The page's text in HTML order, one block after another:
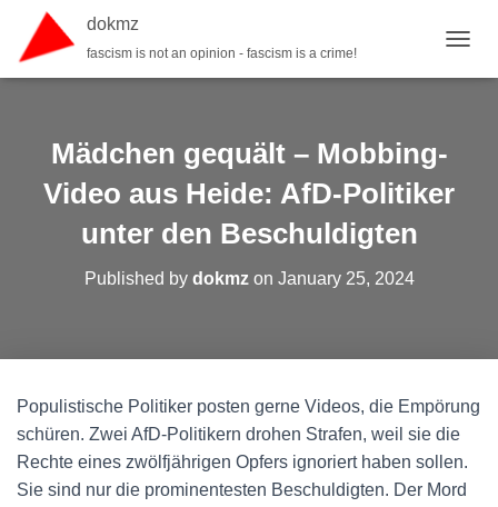
dokmz
fascism is not an opinion - fascism is a crime!
Mädchen gequält – Mobbing-
Video aus Heide: AfD-Politiker
unter den Beschuldigten
Published by dokmzon January 25, 2024
Populistische Politiker posten gerne Videos, die Empörung
schüren. Zwei AfD-Politikern drohen Strafen, weil sie die
Rechte eines zwölfjährigen Opfers ignoriert haben sollen.
Sie sind nur die prominentesten Beschuldigten. Der Mord